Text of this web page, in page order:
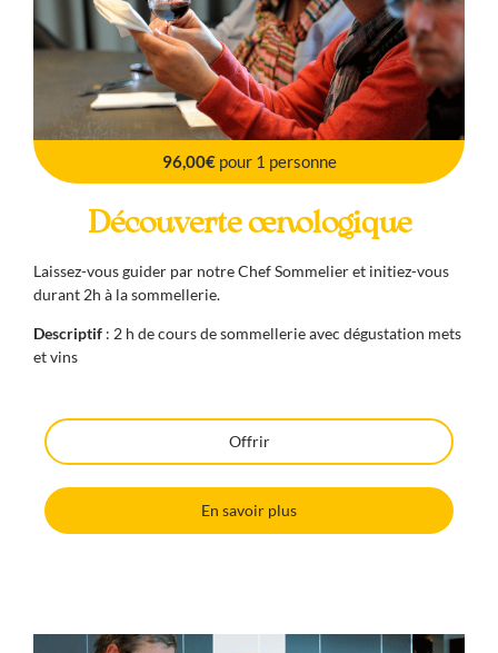
96,00€ pour 1 personne
Découverte œnologique
Laissez-vous guider par notre Chef Sommelier et initiez-vous
durant 2h à la sommellerie.
Descriptif : 2 h de cours de sommellerie avec dégustation mets
et vins
Offrir
En savoir plus